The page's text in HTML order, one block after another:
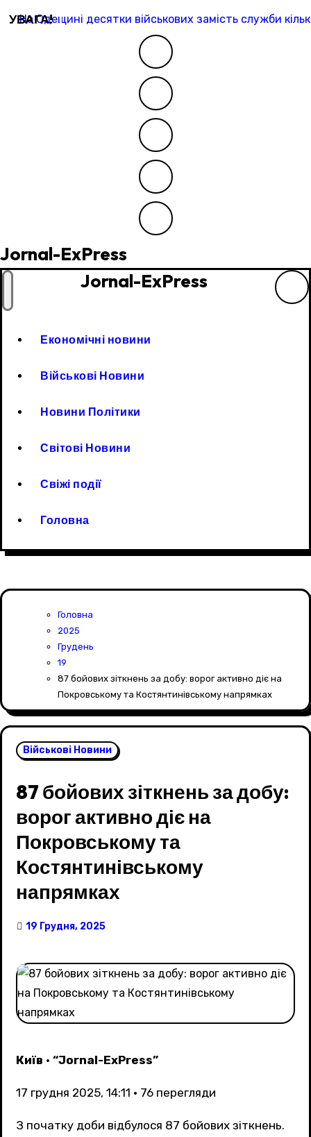
до
УВАГА!
На Одещині десятки військових замість служби
Jornal-ExPress
Jornal-ExPress
Економічні новини
Військові Новини
Новини Політики
Світові Новини
Свіжі події
Головна
Головна
2025
Грудень
19
87 бойових зіткнень за добу: ворог активно діє на
Покровському та Костянтинівському напрямках
Військові Новини
87 бойових зіткнень за добу:
ворог активно діє на
Покровському та
Костянтинівському
напрямках
19 Грудня, 2025
Київ • “Jornal-ExPress”
17 грудня 2025, 14:11 • 76 перегляди
З початку доби відбулося 87 бойових зіткнень.